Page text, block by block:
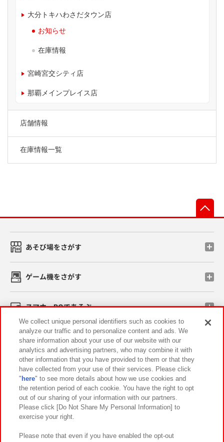
大分トキハわさだタウン店
お知らせ
在庫情報
宮崎宮交シティ店
那覇メインプレイス店
店舗情報
在庫情報一覧
あそび場をさがす
ゲーム機をさがす
スマホ・PCであそぶ
イベント・キャンペーン
関連会社 サステナビリティ サイトポリシー
プライバシーポリシー ウェブアクセシビリティ方針と検証結果
お取引先さまとともに
カスタマーハラスメント対応方針 よくあるご質問・お問い合わせ
We collect unique personal identifiers such as cookies to
analyze our traffic and to personalize content and ads. We
share information about your use of our website with our
analytics and advertising partners, who may combine it with
other information that you have provided to them or that they
have collected from your use of their services. Please click
" here" to see more details about how we use cookies and
the retention period of each cookie. You have the right to opt
out of our sharing of your information with our partners.
Please click [Do Not Share My Personal Information] to
exercise your right.
Please note that even if you have enabled the opt-out